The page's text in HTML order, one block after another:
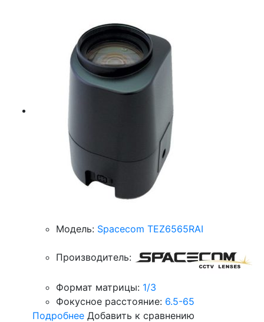
Модель: Spacecom TEZ6565RAI
Производитель:
Формат матрицы: 1/3
Фокусное расстояние: 6.5-65
Подробнее Добавить к сравнению